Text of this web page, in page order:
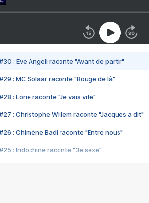
#30 : Eve Angeli raconte "Avant de partir"
#29 : MC Solaar raconte "Bouge de là"
#28 : Lorie raconte "Je vais vite"
#27 : Christophe Willem raconte "Jacques a dit"
#26 : Chimène Badi raconte "Entre nous"
#25 : Indochine raconte "3e sexe"